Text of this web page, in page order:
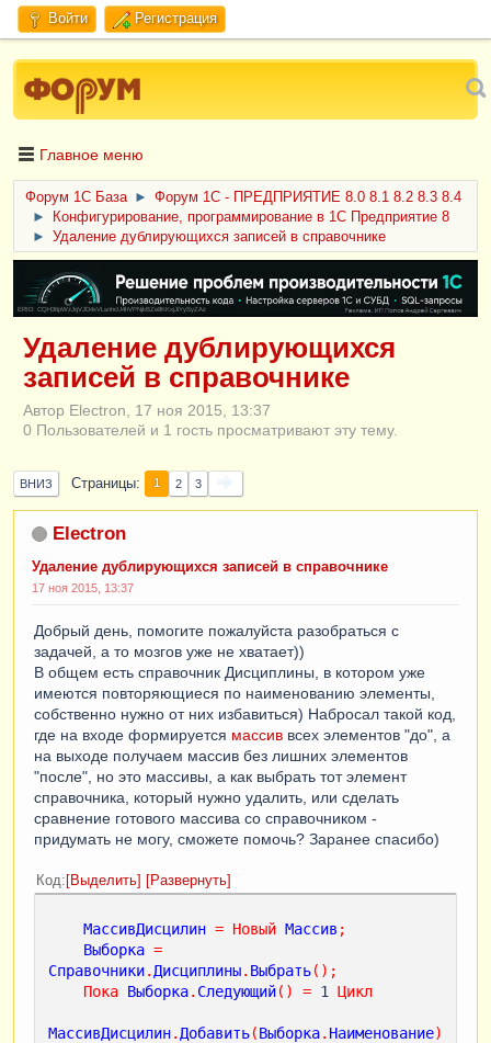
Войти Регистрация
Главное меню
Форум 1C База ►
Форум 1С - ПРЕДПРИЯТИЕ 8.0 8.1 8.2 8.3 8.4
►
Конфигурирование, программирование в 1С Предприятие 8
►
Удаление дублирующихся записей в справочнике
ERID: CQH36pWzJqVJD4xVLsnhcU4hVPNjkBZe8KKxjJiYySyZAz
Удаление дублирующихся
записей в справочнике
Автор Electron, 17 ноя 2015, 13:37
0 Пользователей и 1 гость просматривают эту тему.
ВНИЗ Страницы 1 2 3
Electron
Удаление дублирующихся записей в справочнике
17 ноя 2015, 13:37
Добрый день, помогите пожалуйста разобраться с
задачей, а то мозгов уже не хватает))
В общем есть справочник Дисциплины, в котором уже
имеются повторяющиеся по наименованию элементы,
собственно нужно от них избавиться) Набросал такой код,
где на входе формируется массив всех элементов "до", а
на выходе получаем массив без лишних элементов
"после", но это массивы, а как выбрать тот элемент
справочника, который нужно удалить, или сделать
сравнение готового массива со справочником -
придумать не могу, сможете помочь? Заранее спасибо)
Код Выделить Развернуть
МассивДисцилин = Новый Массив ;
Выборка =
Справочники. Дисциплины. Выбрать();
Пока Выборка. Следующий() = 1 Цикл
МассивДисцилин. Добавить(Выборка. Наименование)